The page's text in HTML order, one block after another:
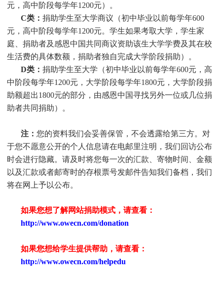
元，高中阶段每学年1200元）。
C类： 捐助学生至大学商议（初中毕业以前每学年600
元，高中阶段每学年1200元。 学生如果考取大学， 学生家
庭、捐助者及感恩中国共同商议资助该生大学学费及其在校
生活费的具体数额，捐助者独自完成大学阶段捐助）。
D类： 捐助学生至大学（初中毕业以前每学年600元，高
中阶段每学年1200元，大学阶段每学年1800元，大学阶段捐
助额超出1800元的部分，由感恩中国寻找另外一位或几位捐
助者共同捐助）。
注： 您的资料我们会妥善保管，不会透露给第三方。对
于您不愿意公开的个人信息请在电邮里注明，我们回访公布
时会进行隐藏。请及时将您每一次的汇款、寄物时间、金额
以及汇款或者邮寄时的存根票号发邮件告知我们备档，我们
将在网上予以公布。
如果您想了解网站捐助模式，请查看：
http://www.owecn.com/donation
如果您想给学生提供帮助，请查看：
http://www.owecn.com/helpedu